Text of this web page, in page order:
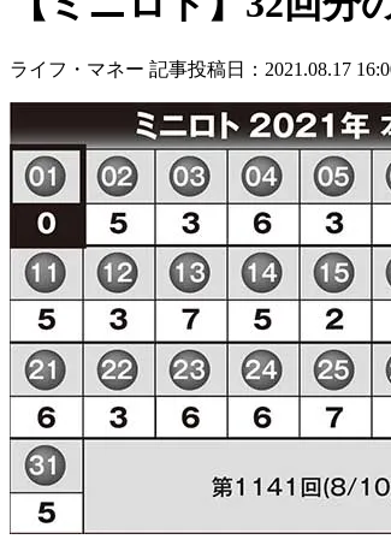
ライフ・マネー 記事投稿日：2021.08.17